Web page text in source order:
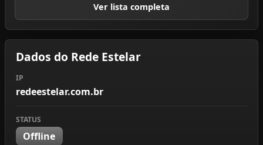
Crie seu servidor
Ver lista completa
Dados do Rede Estelar
IP
redeestelar.com.br
STATUS
Offline